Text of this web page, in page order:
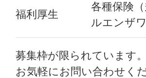
福利厚生
各種保険
ルエンザ
募集枠が限られています
お気軽にお問い合わせくだ